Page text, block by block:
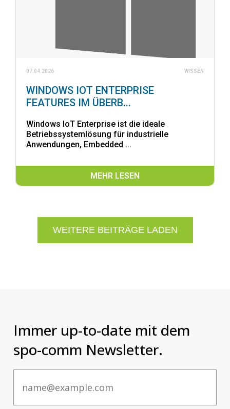
07.04.2026 WISSEN
WINDOWS IOT ENTERPRISE
FEATURES IM ÜBERB...
Windows IoT Enterprise ist die ideale
Betriebssystemlösung für industrielle
Anwendungen, Embedded ...
MEHR LESEN
WEITERE BEITRÄGE LADEN
Immer up-to-date mit dem
spo-comm Newsletter.